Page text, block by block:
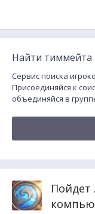
Найти тиммейта
Сервис поиска
Присоединяйся к
объединяйся в
Пойдет